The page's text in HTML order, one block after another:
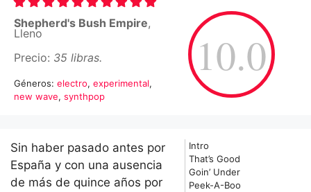
10.0
Shepherd's Bush Empire,
Lleno
Precio: 35 libras.
Géneros: electro, experimental,
new wave, synthpop
Intro
That’s Good
Goin’ Under
Peek-A-Boo
Sin haber pasado antes por
España y con una ausencia
de más de quince años por